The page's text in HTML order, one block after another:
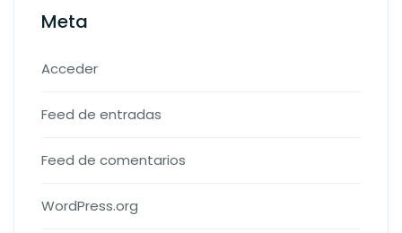
Meta
Acceder
Feed de entradas
Feed de comentarios
WordPress.org